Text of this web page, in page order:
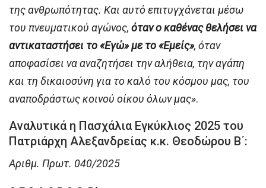
της ανθρωπότητας. Και αυτό επιτυγχάνεται μέσω
του πνευματικού αγώνος, όταν ο καθένας θελήσει να
αντικαταστήσει το «Εγώ» με το «Εμείς», όταν
αποφασίσει να αναζητήσει την αλήθεια, την αγάπη
και τη δικαιοσύνη για το καλό του κόσμου μας, του
αναποδράστως κοινού οίκου όλων μας».
Αναλυτικά η Πασχάλια Εγκύκλιος 2025 του
Πατριάρχη Αλεξανδρείας κ.κ. Θεοδώρου Β΄:
Αριθμ. Πρωτ. 040/2025